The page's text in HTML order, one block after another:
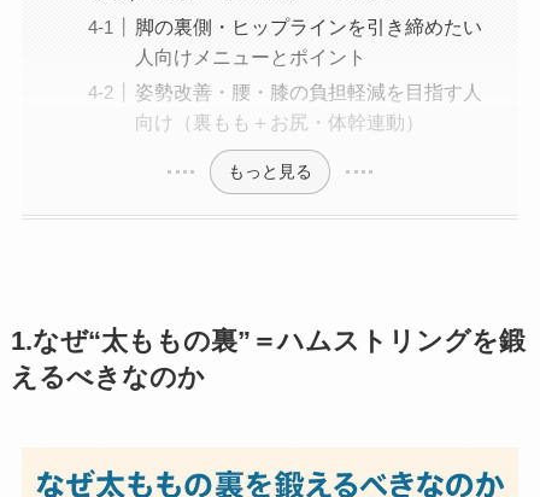
脚の裏側・ヒップラインを引き締めたい
人向けメニューとポイント
姿勢改善・腰・膝の負担軽減を目指す人
向け（裏もも＋お尻・体幹連動）
もっと見る
1.なぜ“太ももの裏”＝ハムストリングを鍛
えるべきなのか